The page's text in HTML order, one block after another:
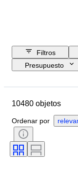
Filtros
Presupuesto
Longitud de la
País de origen
Género
Certificado
Idioma
10480 objetos
Ordenar por